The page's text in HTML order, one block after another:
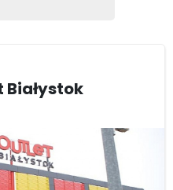
Białystok